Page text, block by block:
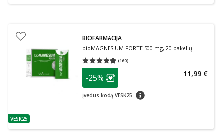
patarimas
VESK25
BIOFARMACIJA
bioMAGNESIUM FORTE 500 mg, 20 pakelių
(160)
Vidutinis įvertinimas 4.87
patarimas
Lojalumo klubo narių nuolaida
-25%
Įvedus kodą VESK25 patarimas
11,99 €